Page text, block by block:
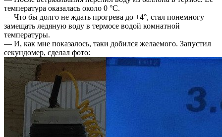
температура оказалась около 0 °C.
— Что бы долго не ждать прогрева до +4°, стал понемногу
замещать ледяную воду в термосе водой комнатной
температуры.
— И, как мне показалось, таки добился желаемого. Запустил
секундомер, сделал фото: